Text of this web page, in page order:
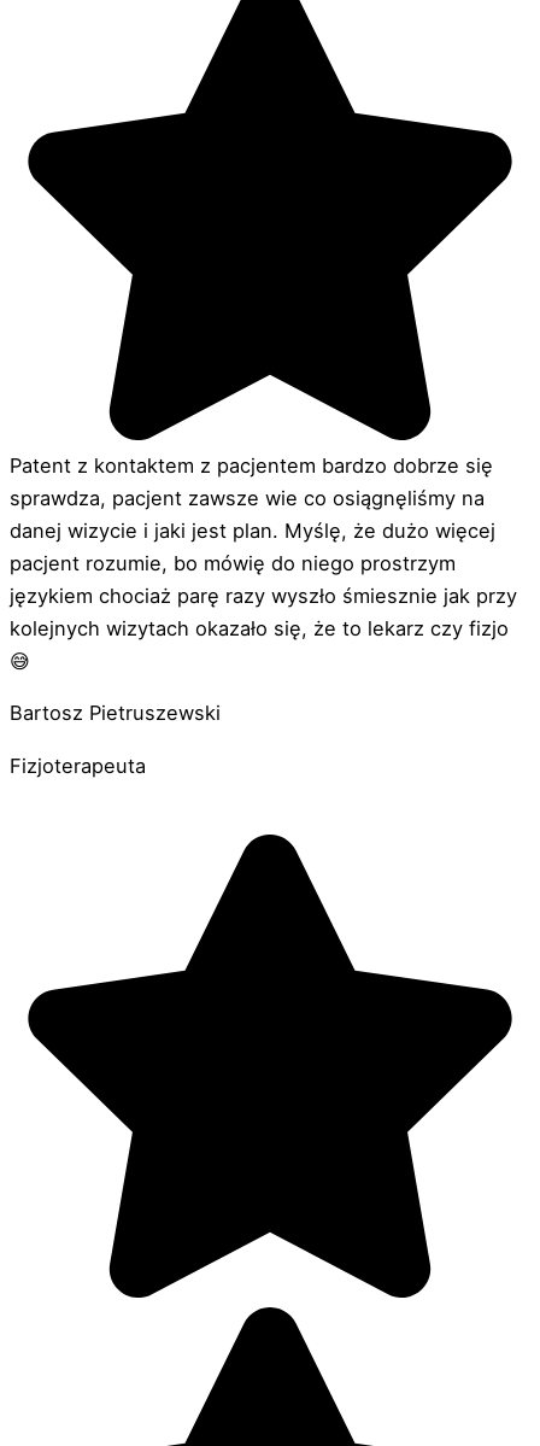
Patent z kontaktem z pacjentem bardzo dobrze się
sprawdza, pacjent zawsze wie co osiągnęliśmy na
danej wizycie i jaki jest plan. Myślę, że dużo więcej
pacjent rozumie, bo mówię do niego prostrzym
językiem chociaż parę razy wyszło śmiesznie jak przy
kolejnych wizytach okazało się, że to lekarz czy fizjo
😅
Bartosz Pietruszewski
Fizjoterapeuta